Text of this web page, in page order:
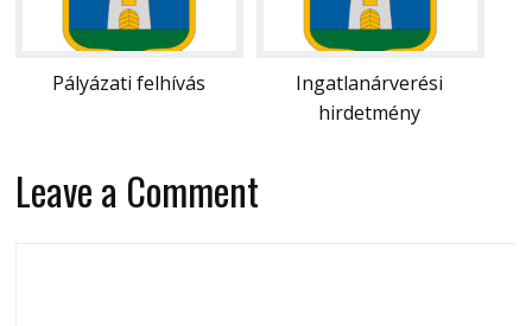
Pályázati felhívás
Ingatlanárverési
hirdetmény
Leave a Comment